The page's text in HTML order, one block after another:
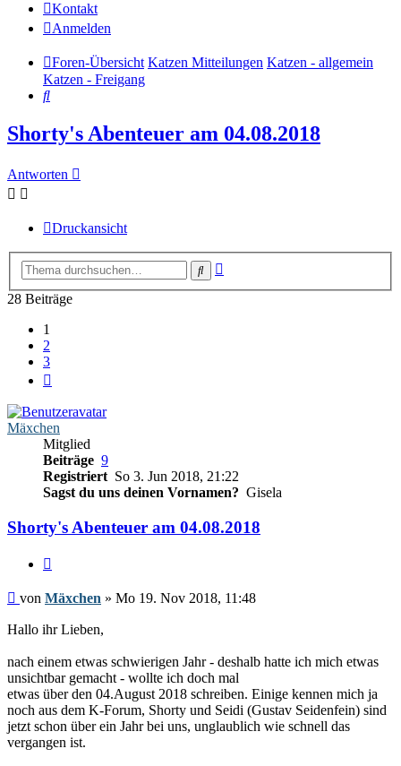
Kontakt
Anmelden
Foren-Übersicht Katzen Mitteilungen Katzen - allgemein
Katzen - Freigang
Suche
Shorty's Abenteuer am 04.08.2018
Antworten
Druckansicht
Suche
28 Beiträge
1
2
3
Mäxchen
Mitglied
Beiträge 9
Registriert So 3. Jun 2018, 21:22
Sagst du uns deinen Vornamen? Gisela
Shorty's Abenteuer am 04.08.2018
Beitrag
von Mäxchen » Mo 19. Nov 2018, 11:48
Hallo ihr Lieben,
nach einem etwas schwierigen Jahr - deshalb hatte ich mich etwas
unsichtbar gemacht - wollte ich doch mal
etwas über den 04.August 2018 schreiben. Einige kennen mich ja
noch aus dem K-Forum, Shorty und Seidi (Gustav Seidenfein) sind
jetzt schon über ein Jahr bei uns, unglaublich wie schnell das
vergangen ist.